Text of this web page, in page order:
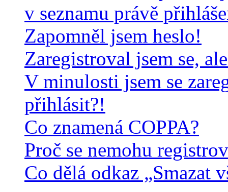
v seznamu právě
Zapomněl jsem heslo!
Zaregistroval jsem se,
V minulosti jsem se
přihlásit?!
Co znamená COPPA?
Proč se nemohu
Co dělá odkaz „Smazat